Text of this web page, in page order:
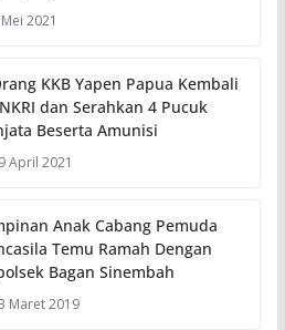
2021
KKB Yapen Papua Kembali
dan Serahkan 4 Pucuk
Beserta Amunisi
April 2021
Anak Cabang Pemuda
Temu Ramah Dengan
Bagan Sinembah
Maret 2019